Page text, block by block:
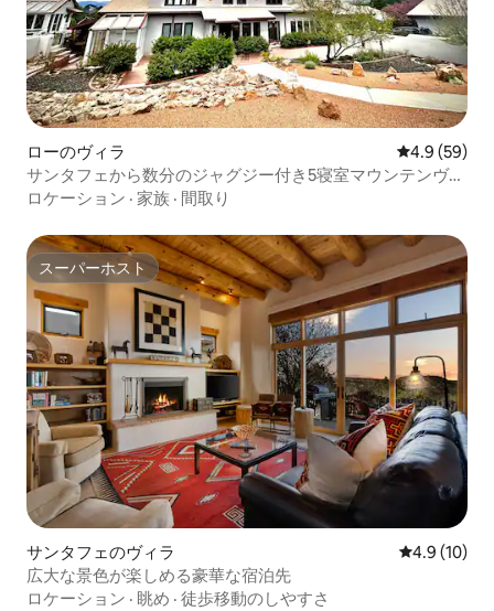
ローのヴィラ レビュー59
4.9 (59)
サンタフェから数分のジャグジー付き5寝室マウンテンヴィ
ラ
ロケーション · 家族 · 間取り
スーパーホスト
スーパーホスト
サンタフェのヴィラ レビュー10
4.9 (10)
広大な景色が楽しめる豪華な宿泊先
ロケーション · 眺め · 徒歩移動のしやすさ